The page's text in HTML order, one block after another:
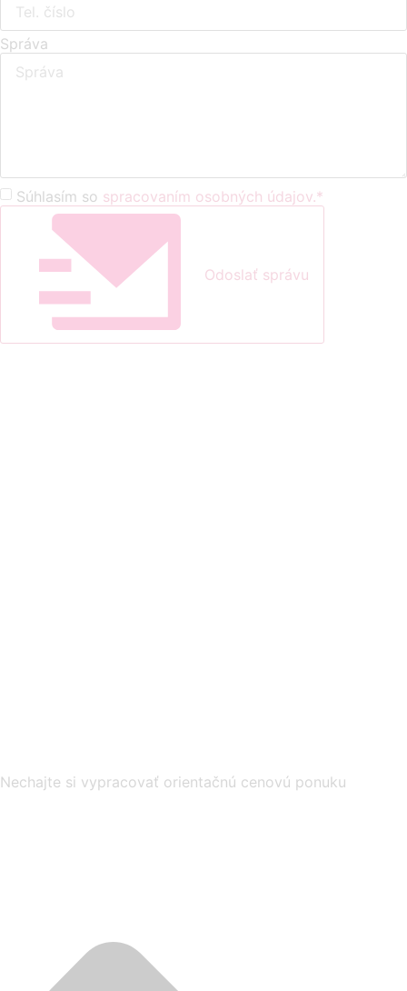
Správa
Súhlasím so spracovaním osobných údajov.*
Odoslať správu
Nechajte si vypracovať orientačnú cenovú ponuku